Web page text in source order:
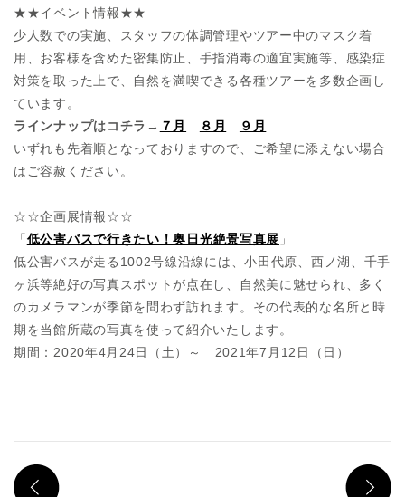
★★イベント情報★★
少人数での実施、スタッフの体調管理やツアー中のマスク着
用、お客様を含めた密集防止、手指消毒の適宜実施等、感染症
対策を取った上で、自然を満喫できる各種ツアーを多数企画し
ています。
ラインナップはコチラ→ ７月 ８月
９月
いずれも先着順となっておりますので、ご希望に添えない場合
はご容赦ください。
☆☆企画展情報☆☆
「 低公害バスで行きたい！奥日光絶景写真展 」
低公害バスが走る1002号線沿線には、小田代原、西ノ湖、千手
ヶ浜等絶好の写真スポットが点在し、自然美に魅せられ、多く
のカメラマンが季節を問わず訪れます。その代表的な名所と時
期を当館所蔵の写真を使って紹介いたします。
期間：2020年4月24日（土）～ 2021年7月12日（日）